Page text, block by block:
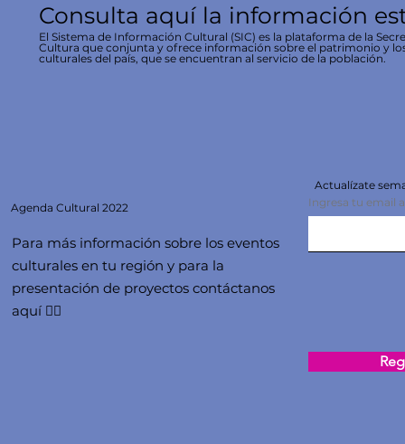
Consulta aquí la información
El Sistema de Información Cultural (SIC) es la plataforma de la
Cultura que conjunta y ofrece información sobre el patrimonio y
culturales del país, que se encuentran al servicio de la población.
Agenda Cultural 2022
Para más información sobre los eventos
culturales en tu región y para la
presentación de proyectos contáctanos
aquí 👇🏻
Actualízate
Ingresa tu email